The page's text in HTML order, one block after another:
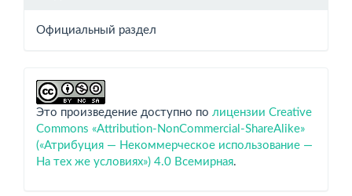
Официальный раздел
Это произведение доступно по лицензии Creative
Commons «Attribution-NonCommercial-ShareAlike»
(«Атрибуция — Некоммерческое использование —
На тех же условиях») 4.0 Всемирная.